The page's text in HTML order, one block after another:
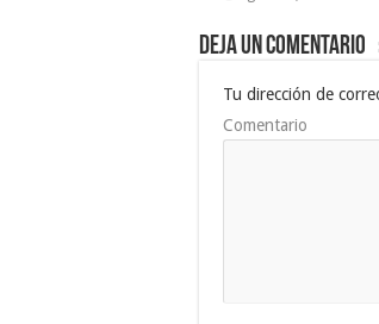
Deja un comentario
Tu dirección de
Comentario